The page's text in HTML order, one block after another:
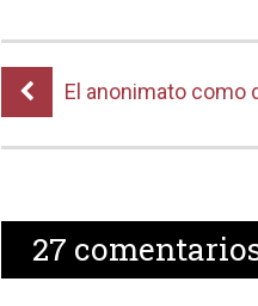
El anonimato como
27